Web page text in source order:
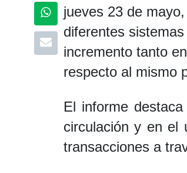
jueves 23 de
diferentes
incremento tanto
respecto al mismo
El informe
circulación y en el
transacciones a